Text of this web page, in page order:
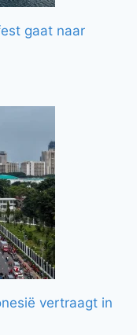
gaat naar
vertraagt ​​in